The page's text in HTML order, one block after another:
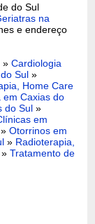
do Sul
na
e endereço
»Cardiologia
Sul »
Home Care
em Caxias do
do Sul »
em
»Otorrinos em
» Radioterapia,
»Tratamento de